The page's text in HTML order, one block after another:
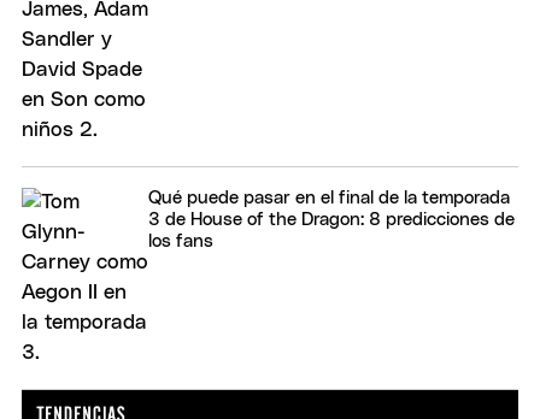
Qué puede pasar en el final de la temporada
3 de House of the Dragon: 8 predicciones de
los fans